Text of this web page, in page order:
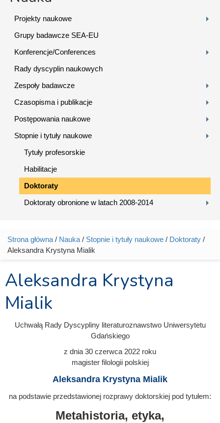
Projekty naukowe
Grupy badawcze SEA-EU
Konferencje/Conferences
Rady dyscyplin naukowych
Zespoły badawcze
Czasopisma i publikacje
Postępowania naukowe
Stopnie i tytuły naukowe
Tytuły profesorskie
Habilitacje
Doktoraty
Doktoraty obronione w latach 2008-2014
Jesteś tutaj
Strona główna / Nauka / Stopnie i tytuły naukowe / Doktoraty /
Aleksandra Krystyna Mialik
Aleksandra Krystyna
Mialik
Uchwałą Rady Dyscypliny literaturoznawstwo Uniwersytetu
Gdańskiego
z dnia 30 czerwca 2022 roku
magister filologii polskiej
Aleksandra Krystyna Mialik
na podstawie przedstawionej rozprawy doktorskiej pod tytułem:
Metahistoria, etyka,